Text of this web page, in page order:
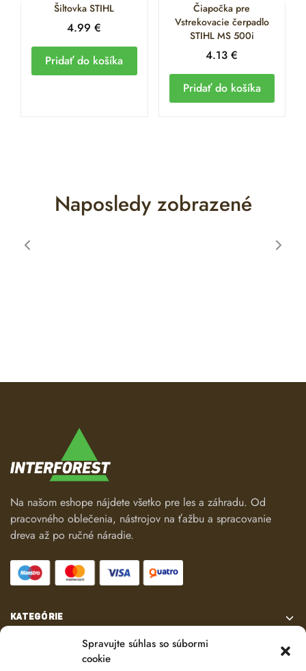
Spravujte súhlas so súbormi
cookie
Šiltovka STIHL
4.99€
Pridať do košíka
Čiapočka pre
Vstrekovacie čerpadlo
STIHL MS 500i
4.13€
Pridať do košíka
Naposledy zobrazené
Na našom eshope nájdete všetko pre les a záhradu. Od
pracovného oblečenia, nástrojov na ťažbu a spracovanie
dreva až po ručné náradie.
KATEGÓRIE